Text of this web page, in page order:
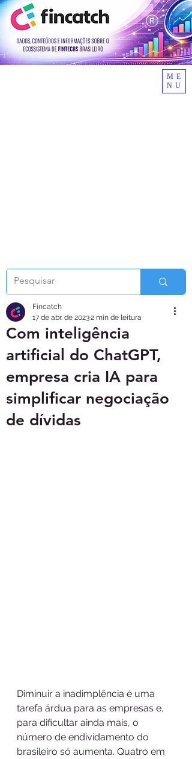
ME
NU
Com inteligência
artificial do ChatGPT,
empresa cria IA para
simplificar negociação
de dívidas
Fincatch
17 de abr. de 20232 min de leitura
Diminuir a inadimplência é uma
tarefa árdua para as empresas e,
para dificultar ainda mais, o
número de endividamento do
brasileiro só aumenta. Quatro em